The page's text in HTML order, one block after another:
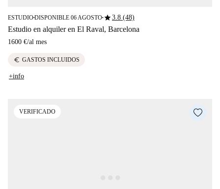
ESTUDIO■DISPONIBLE 06 AGOSTO■star3.8 (48)
Estudio en alquiler en El Raval, Barcelona
1600 €/al mes
euro GASTOS INCLUIDOS
+info
VERIFICADO